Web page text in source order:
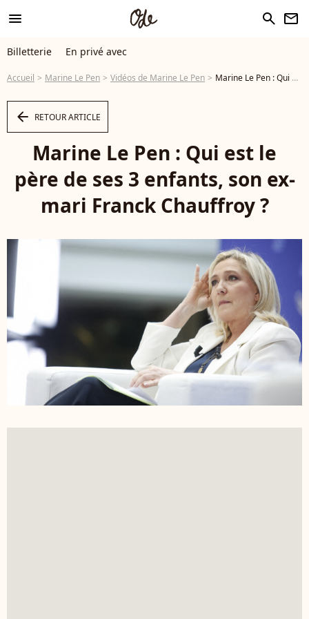
menu search newsletter
Billetterie En privé avec
Accueil Marine Le Pen Vidéos de Marine Le Pen Marine Le Pen : Qui est le père de ses 3 enfants, son ex-mari Franck Chauffroy ? - Vidéo
arrow_left RETOUR ARTICLE
Marine Le Pen : Qui est le
père de ses 3 enfants, son ex-
mari Franck Chauffroy ?